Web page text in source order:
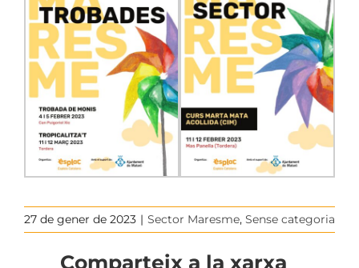
27 de gener de 2023 | Sector Maresme, Sense categoria
Comparteix a la xarxa